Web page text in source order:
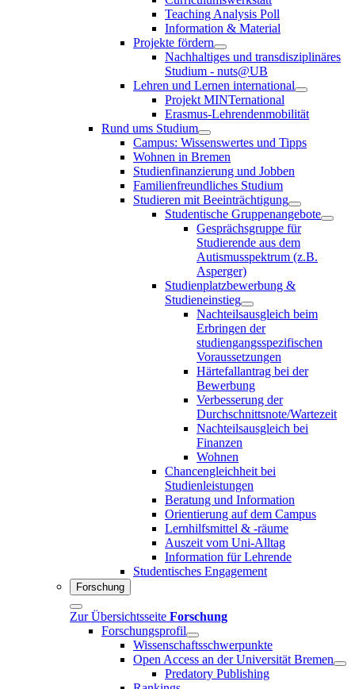
Teaching Analysis Poll
Information & Material
Projekte fördern
Nachhaltiges und transdisziplinäres
Studium - nuts@UB
Lehren und Lernen international
Projekt MINTernational
Erasmus-Lehrendenmobilität
Rund ums Studium
Campus: Wissenswertes und Tipps
Wohnen in Bremen
Studienfinanzierung und Jobben
Familienfreundliches Studium
Studieren mit Beeinträchtigung
Studentische Gruppenangebote
Gesprächsgruppe für
Studierende aus dem
Autismusspektrum (z.B.
Asperger)
Studienplatzbewerbung &
Studieneinstieg
Nachteilsausgleich beim
Erbringen der
studiengangsspezifischen
Voraussetzungen
Härtefallantrag bei der
Bewerbung
Verbesserung der
Durchschnittsnote/Wartezeit
Nachteilsausgleich bei
Finanzen
Wohnen
Chancengleichheit bei
Studienleistungen
Beratung und Information
Orientierung auf dem Campus
Lernhilfsmittel & -räume
Auszeit vom Uni-Alltag
Information für Lehrende
Studentisches Engagement
Forschung
Zur Übersichtsseite Forschung
Forschungsprofil
Wissenschaftsschwerpunkte
Open Access an der Universität Bremen
Predatory Publishing